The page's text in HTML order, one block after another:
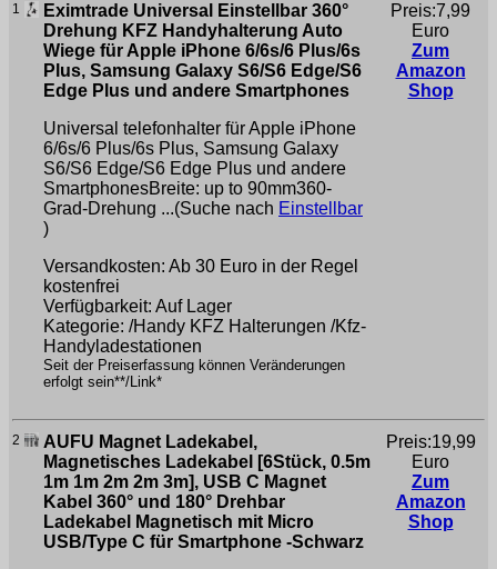
1
Eximtrade Universal Einstellbar 360°
Drehung KFZ Handyhalterung Auto
Wiege für Apple iPhone 6/6s/6 Plus/6s
Plus, Samsung Galaxy S6/S6 Edge/S6
Edge Plus und andere Smartphones
Universal telefonhalter für Apple iPhone
6/6s/6 Plus/6s Plus, Samsung Galaxy
S6/S6 Edge/S6 Edge Plus und andere
SmartphonesBreite: up to 90mm360-
Grad-Drehung ...(Suche nach Einstellbar
)
Versandkosten: Ab 30 Euro in der Regel
kostenfrei
Verfügbarkeit: Auf Lager
Kategorie: /Handy KFZ Halterungen /Kfz-
Handyladestationen
Seit der Preiserfassung können Veränderungen
erfolgt sein**/Link*
Preis:7,99
Euro
Zum
Amazon
Shop
2
AUFU Magnet Ladekabel,
Magnetisches Ladekabel [6Stück, 0.5m
1m 1m 2m 2m 3m], USB C Magnet
Kabel 360° und 180° Drehbar
Ladekabel Magnetisch mit Micro
USB/Type C für Smartphone -Schwarz
Preis:19,99
Euro
Zum
Amazon
Shop